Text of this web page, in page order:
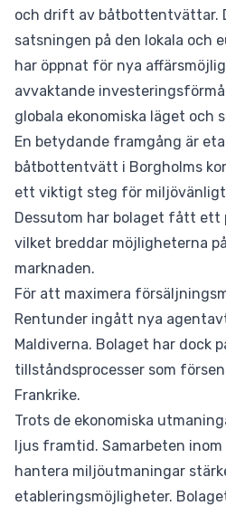
och drift av båtbottentvättar.
satsningen på den lokala och
har öppnat för nya
avvaktande
globala ekonomiska läget och
En betydande framgång är
båtbottentvätt i Borgholms
ett viktigt steg för
Dessutom har bolaget fått ett
vilket breddar möjligheterna
marknaden.
För att maximera
Rentunder ingått nya
Maldiverna. Bolaget har dock
tillståndsprocesser som
Frankrike.
Trots de ekonomiska
ljus framtid. Samarbeten
hantera miljöutmaningar
etableringsmöjligheter.